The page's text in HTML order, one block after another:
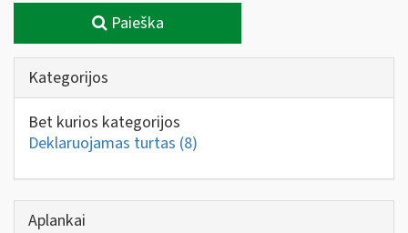
Paieška
Kategorijos
Bet kurios kategorijos
Deklaruojamas turtas (8)
Aplankai